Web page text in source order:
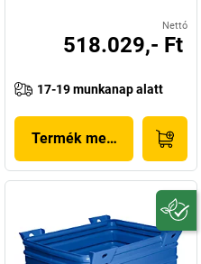
Nettó
518.029,- Ft
17-19 munkanap alatt
Termék megjelenítése